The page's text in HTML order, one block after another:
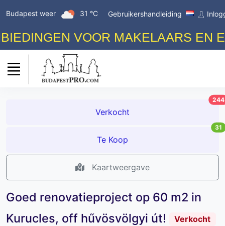
Budapest weer 31 °C Gebruikershandleiding
VOOR MAKELAARS EN
Verkocht
244
Te Koop
31
Kaartweergave
Goed renovatieproject op 60 m2 in
Kurucles, off hűvösvölgyi út!
Verkocht